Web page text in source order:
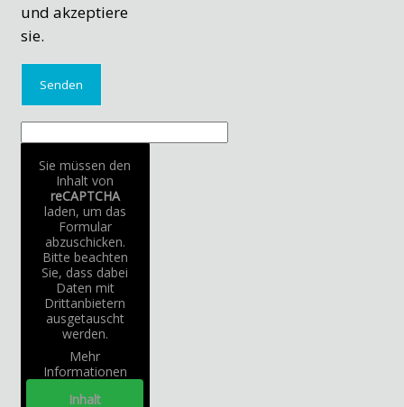
und akzeptiere
sie.
Sie müssen den
Inhalt von
reCAPTCHA
laden, um das
Formular
abzuschicken.
Bitte beachten
Sie, dass dabei
Daten mit
Drittanbietern
ausgetauscht
werden.
Mehr
Informationen
Inhalt